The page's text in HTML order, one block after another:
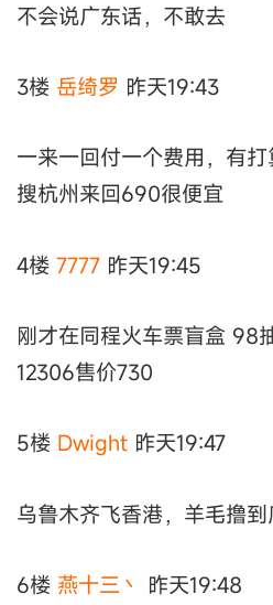
不会说广东话，不敢去
3楼 岳绮罗 昨天19:43
一来一回付一个费用，有
搜杭州来回690很便宜
4楼 7777 昨天19:45
刚才在同程火车票盲盒 98
12306售价730
5楼 Dwight 昨天19:47
乌鲁木齐飞香港，羊毛撸到
6楼 燕十三丶 昨天19:48